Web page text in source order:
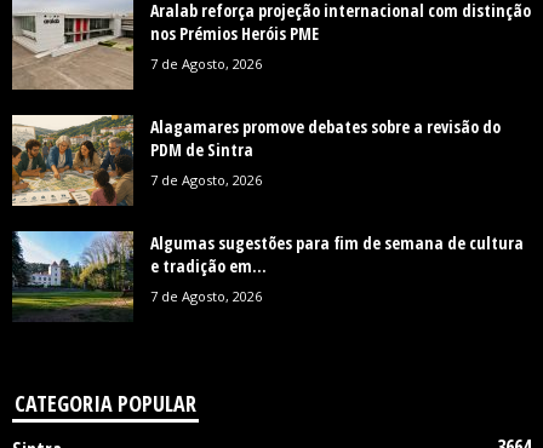
Aralab reforça projeção internacional com distinção
nos Prémios Heróis PME
7 de Agosto, 2026
Alagamares promove debates sobre a revisão do
PDM de Sintra
7 de Agosto, 2026
Algumas sugestões para fim de semana de cultura
e tradição em...
7 de Agosto, 2026
CATEGORIA POPULAR